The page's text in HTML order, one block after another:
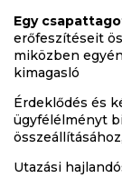
Egy
erőfeszítéseit
miközben
kimagasló
Érdeklődés és
ügyfélélményt
Utazási